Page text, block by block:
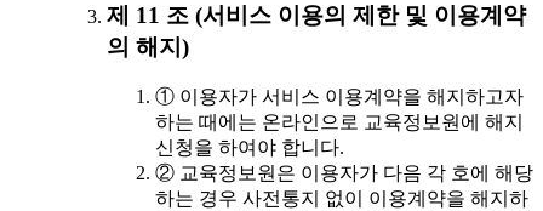
제 11 조 (서비스 이용의 제한 및 이용계약
의 해지)
① 이용자가 서비스 이용계약을 해지하고자
하는 때에는 온라인으로 교육정보원에 해지
신청을 하여야 합니다.
② 교육정보원은 이용자가 다음 각 호에 해당
하는 경우 사전통지 없이 이용계약을 해지하